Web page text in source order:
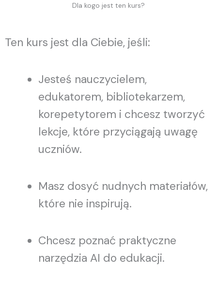
Dla kogo jest ten kurs?
Ten kurs jest dla Ciebie, jeśli:
Jesteś nauczycielem,
edukatorem, bibliotekarzem,
korepetytorem i chcesz tworzyć
lekcje, które przyciągają uwagę
uczniów.
Masz dosyć nudnych materiałów,
które nie inspirują.
Chcesz poznać praktyczne
narzędzia AI do edukacji.